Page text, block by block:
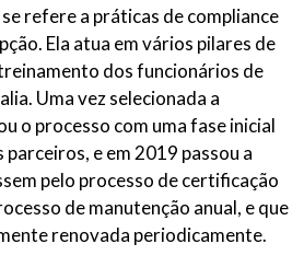
refere a práticas de compliance
Ela atua em vários pilares de
dos funcionários de
Uma vez selecionada a
o processo com uma fase inicial
parceiros, e em 2019 passou a
pelo processo de certificação
de manutenção anual, e que
renovada periodicamente.